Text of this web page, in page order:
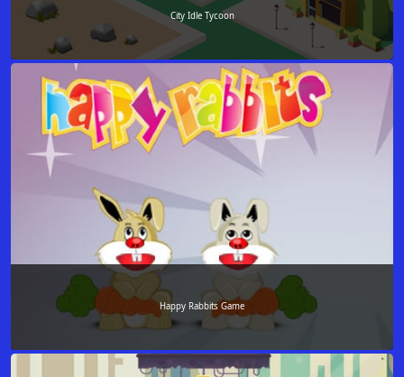
City Idle Tycoon
Happy Rabbits Game